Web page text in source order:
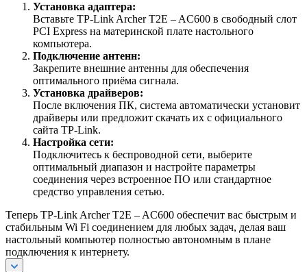
Установка адаптера:
Вставьте TP-Link Archer T2E – AC600 в свободный слот
PCI Express на материнской плате настольного
компьютера.
Подключение антенн:
Закрепите внешние антенны для обеспечения
оптимального приёма сигнала.
Установка драйверов:
После включения ПК, система автоматически установит
драйверы или предложит скачать их с официального
сайта TP-Link.
Настройка сети:
Подключитесь к беспроводной сети, выберите
оптимальный диапазон и настройте параметры
соединения через встроенное ПО или стандартное
средство управления сетью.
Теперь TP-Link Archer T2E – AC600 обеспечит вас быстрым и
стабильным Wi Fi соединением для любых задач, делая ваш
настольный компьютер полностью автономным в плане
подключения к интернету.